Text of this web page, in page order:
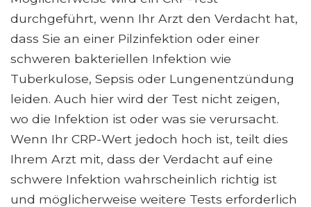
durchgeführt, wenn Ihr Arzt den Verdacht hat,
dass Sie an einer Pilzinfektion oder einer
schweren bakteriellen Infektion wie
Tuberkulose, Sepsis oder Lungenentzündung
leiden. Auch hier wird der Test nicht zeigen,
wo die Infektion ist oder was sie verursacht.
Wenn Ihr CRP-Wert jedoch hoch ist, teilt dies
Ihrem Arzt mit, dass der Verdacht auf eine
schwere Infektion wahrscheinlich richtig ist
und möglicherweise weitere Tests erforderlich